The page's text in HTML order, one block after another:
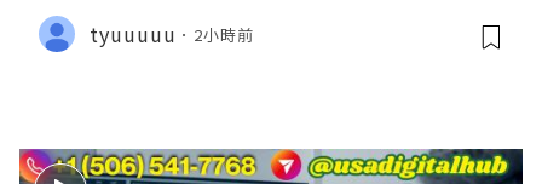
tyuuuuu 2小時前